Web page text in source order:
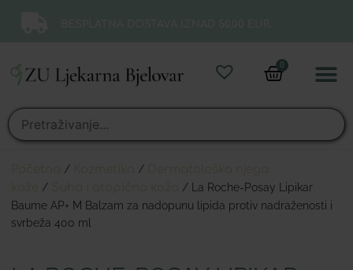
0
/ /
/
/ La Roche-Posay Lipikar
Baume AP+ M Balzam za nadopunu lipida protiv nadraženosti i
svrbeža 400 ml